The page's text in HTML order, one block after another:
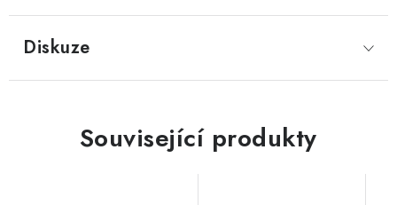
Diskuze
Související produkty